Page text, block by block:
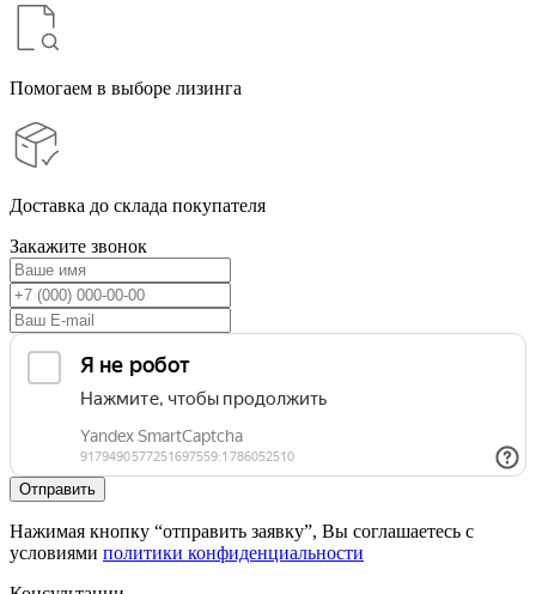
Помогаем в выборе лизинга
Доставка до склада покупателя
Закажите звонок
Нажимая кнопку “отправить заявку”, Вы соглашаетесь с
условиями политики конфиденциальности